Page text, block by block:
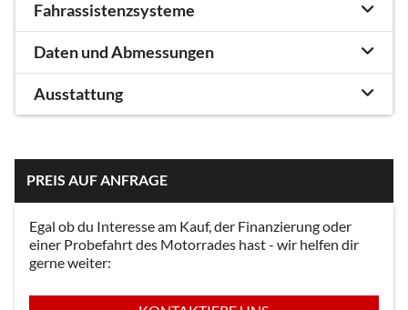
Fahrassistenzsysteme
Daten und Abmessungen
Ausstattung
PREIS AUF ANFRAGE
Egal ob du Interesse am Kauf, der Finanzierung oder
einer Probefahrt des Motorrades hast - wir helfen dir
gerne weiter: